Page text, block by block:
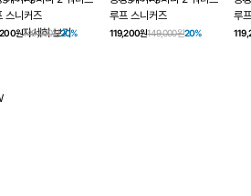
자세히 보기
스니커즈
원149,000원20%
루프 스니커즈
119,200원149,000원20%
루